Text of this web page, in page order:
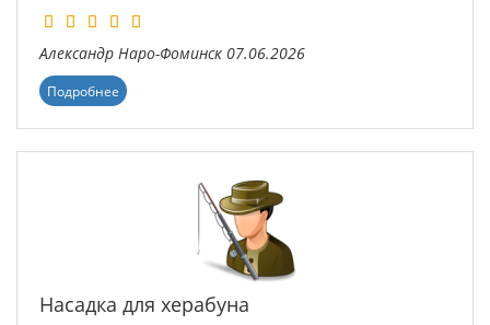
Александр Наро-Фоминск 07.06.2026
Подробнее
Насадка для херабуна